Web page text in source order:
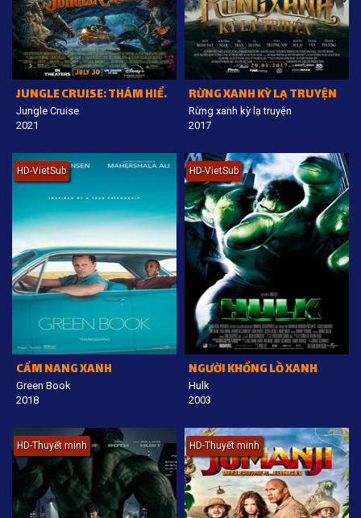
JUNGLE CRUISE: THÁM HIỂM RỪNG XANH
Jungle Cruise
2021
RỪNG XANH KỲ LẠ TRUYỆN
Rừng xanh kỳ lạ truyện
2017
HD-VietSub
CẨM NANG XANH
Green Book
2018
HD-VietSub
NGƯỜI KHỔNG LỒ XANH
Hulk
2003
HD-Thuyết minh HD-Thuyết minh